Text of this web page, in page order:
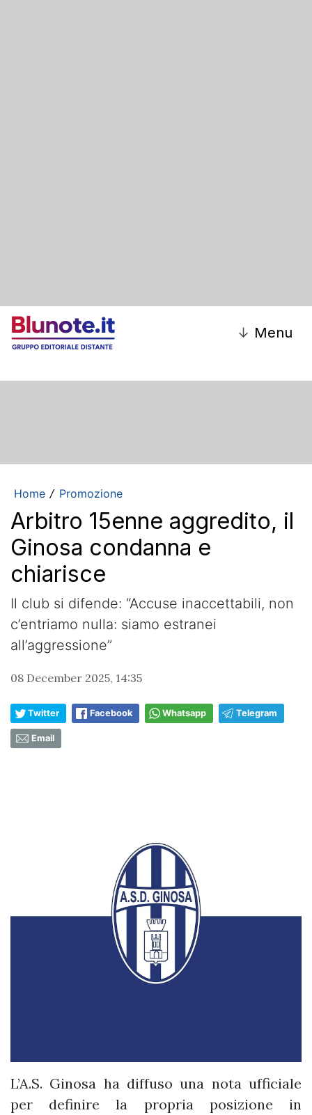
↓ Menu
Home / Promozione
Arbitro 15enne aggredito, il
Ginosa condanna e
chiarisce
Il club si difende: “Accuse inaccettabili, non
c’entriamo nulla: siamo estranei
all’aggressione”
08 December 2025, 14:35
Twitter Facebook Whatsapp Telegram
Email
L’A.S. Ginosa ha diffuso una nota ufficiale
per definire la propria posizione in